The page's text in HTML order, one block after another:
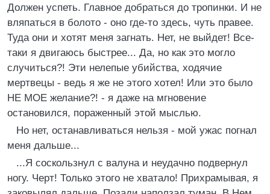
Должен успеть. Главное добраться до тропинки. И не
вляпаться в болото - оно где-то здесь, чуть правее.
Туда они и хотят меня загнать. Нет, не выйдет! Все-
таки я двигаюсь быстрее... Да, но как это могло
случиться?! Эти нелепые убийства, ходячие
мертвецы - ведь я же не этого хотел! Или это было
НЕ МОЕ желание?! - я даже на мгновение
остановился, пораженный этой мыслью.
Но нет, останавливаться нельзя - мой ужас погнал
меня дальше...
...Я соскользнул с валуна и неудачно подвернул
ногу. Черт! Только этого не хватало! Прихрамывая, я